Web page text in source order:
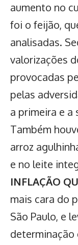
aumento no
foi o feijão,
analisadas.
valorizações
provocadas
pelas
a primeira e a
Também
arroz
e no leite
INFLAÇÃO
mais cara do
São Paulo, e